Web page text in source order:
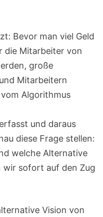
Bevor man viel Geld
die Mitarbeiter von
große
Mitarbeitern
Algorithmus
und daraus
diese Frage stellen:
welche Alternative
wir sofort auf den Zug
Vision von